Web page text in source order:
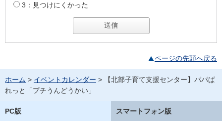
3：見つけにくかった
ページの先頭へ戻る
ホーム > イベントカレンダー > 【北部子育て支援センター】パパぱ
れっと「プチうんどうかい」
PC版 スマートフォン版